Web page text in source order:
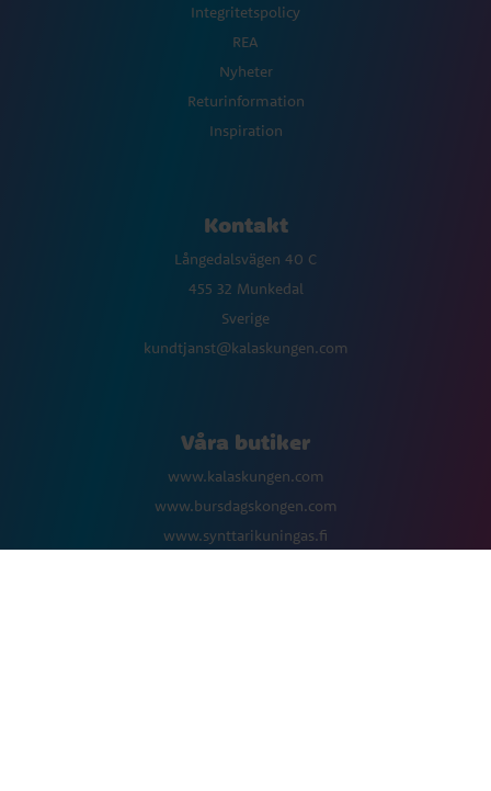
Integritetspolicy
REA
Nyheter
Returinformation
Inspiration
Kontakt
Långedalsvägen 40 C
455 32 Munkedal
Sverige
kundtjanst@kalaskungen.com
Våra butiker
www.kalaskungen.com
www.bursdagskongen.com
www.synttarikuningas.fi